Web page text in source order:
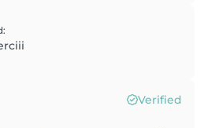
:
Verified